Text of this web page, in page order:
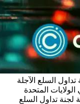
السلع الآجلة
المتحدة
تداول السلع